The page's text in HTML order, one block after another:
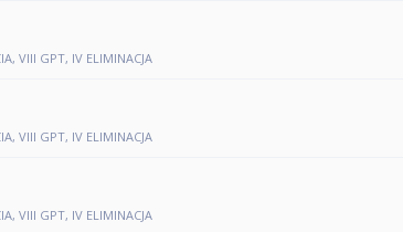
VIII GPT, IV ELIMINACJA
VIII GPT, IV ELIMINACJA
VIII GPT, IV ELIMINACJA